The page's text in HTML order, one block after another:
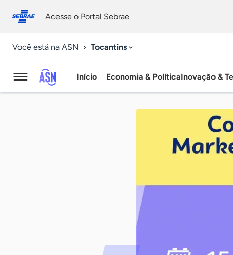
conosco
Acesse o Portal Sebrae
Você está na ASN Tocantins
Agência
Início Economia & PolíticaInovação &